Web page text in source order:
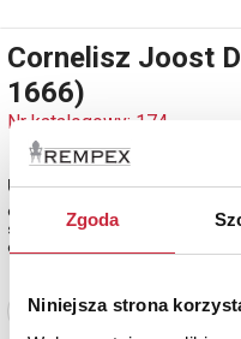
Zgoda
Niniejsza strona
Cornelisz Joost
1666)
Nr katalogowy: 174
Uczynki miłosierdzia
obraz olejny na płótnie, dublaż
sygn. i dat. u dołu (na dnie
estymacja: 300 000 - 350 000 zł
Zobacz pełne informacje